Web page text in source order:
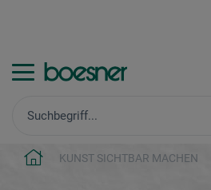
KUNST SICHTBAR MACHEN